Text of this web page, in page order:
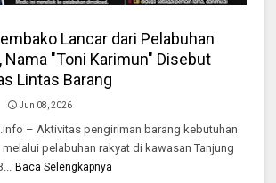
Lancar dari Pelabuhan
Nama "Toni Karimun" Disebut
Lintas Barang
Jun 08, 2026
– Aktivitas pengiriman barang kebutuhan
pelabuhan rakyat di kawasan Tanjung
Baca Selengkapnya